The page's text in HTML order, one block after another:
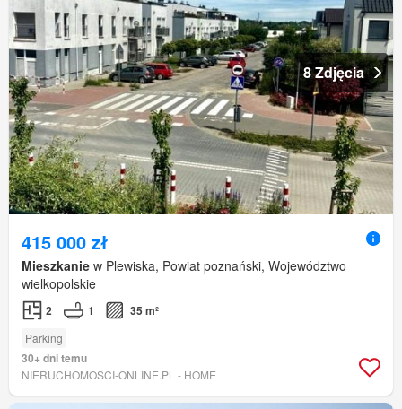
8 Zdjęcia
415 000 zł
Mieszkanie w Plewiska, Powiat poznański, Województwo
wielkopolskie
2 1 35 m²
Parking
30+ dni temu
NIERUCHOMOSCI-ONLINE.PL - HOME